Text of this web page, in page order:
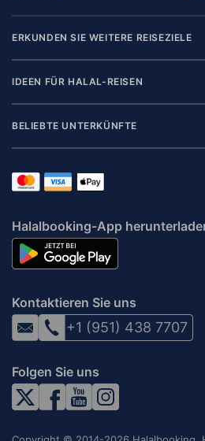
ERKUNDEN SIE WEITERE REISEZIELE
IDEEN FÜR HALAL-REISEN
BELIEBTE UNTERKÜNFTE
Halalbooking-App
Kontaktieren Sie uns
+1 (951) 438 7707
Folgen Sie uns